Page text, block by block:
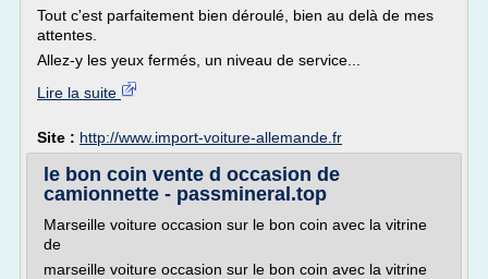
Tout c'est parfaitement bien déroulé, bien au delà de mes
attentes.
Allez-y les yeux fermés, un niveau de service...
Lire la suite
Site : http://www.import-voiture-allemande.fr
le bon coin vente d occasion de
camionnette - passmineral.top
Marseille voiture occasion sur le bon coin avec la vitrine
de
marseille voiture occasion sur le bon coin avec la vitrine